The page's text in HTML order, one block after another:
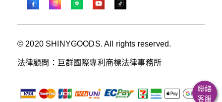
© 2020 SHINYGOODS. All rights reserved.
法律顧問：巨群國際專利商標法律事務所
聯絡
客服